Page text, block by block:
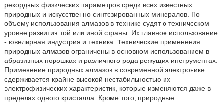
рекордных физических параметров среди всех известных
природных и искусственно синтезированных минералов. По
объему использования алмазов в технике судят о техническом
уровне развития той или иной страны. Их главное использование
- ювелирная индустрия и техника. Технические применения
природных алмазов ограничены в основном использованием в
абразивных порошках и различного рода режущих инструментах.
Применение природных алмазов в современной электронике
сдерживается крайне высокой нестабильностью их
электрофизических характеристик, которые изменяются даже в
пределах одного кристалла. Кроме того, природные